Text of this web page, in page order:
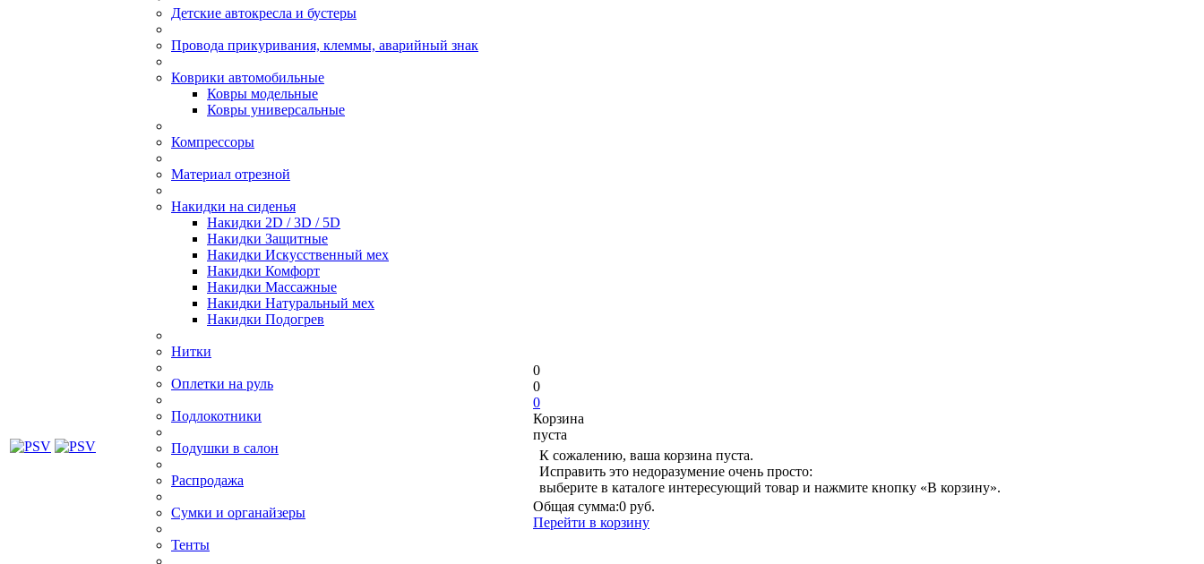
Детские автокресла и бустеры
Провода прикуривания, клеммы, аварийный знак
Коврики автомобильные
Ковры модельные
Ковры универсальные
Компрессоры
Материал отрезной
Накидки на сиденья
Накидки 2D / 3D / 5D
Накидки Защитные
Накидки Искусственный мех
Накидки Комфорт
Накидки Массажные
Накидки Натуральный мех
Накидки Подогрев
Нитки
Оплетки на руль
Подлокотники
Подушки в салон
Распродажа
Сумки и органайзеры
Тенты
0
0
0
Корзина
пуста
К сожалению, ваша корзина пуста.
Исправить это недоразумение очень просто:
выберите в каталоге интересующий товар и нажмите кнопку «В корзину».
Общая сумма:0 руб.
Перейти в корзину